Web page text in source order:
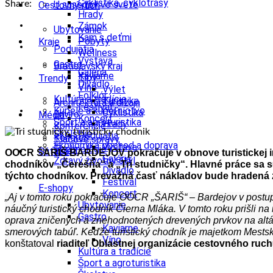
Cyklistika, cyklotrasy
Hrady
Zámok
Kam s deťmi
Podujatia
Výstava
Galéria
Divadlo
Folklór
Festival
Koncert
U susedov vo svete
Cestovný ruch
Ubytovanie
Pobyty
Wellness
Gastro
Kaviarne
Víno
Kultúra a tradície
Kúpele a kúpeľníctvo
Šport a agroturistika
Školstvo
Ekonomika obchod a doprava
Kraje
Bratislavský kraj
Tipy
Výlet
Turistika
Cyklistika
Hrady
Podujatia
Výstava
Galéria
Divadlo
Festival
Koncert
Ubytovanie
Gastro
Kaviarne
Víno
Kultúra a tradície
Šport a agroturistika
Trendy
Architektúra a dizajn
Enviro
Konferencie
Kongres
Technológie
Zdravý životný štýl
Médiá
Tlačové správy
Videá
Súťaže
E-shopy
Share:
OOCR ŠARIŠ BARDEJOV pokračuje v obnove
chodníkov „Čerešňa“ a „Tri studničky“. Hlavné práce
týchto chodníkov. Prevažná časť nákladov bude
„Aj v tomto roku pokračuje OOCR „ŠARIŠ“ – Bardejov v
náučný turistický chodník Čierna Mláka. V tomto roku prišli
oprava zničených a znehodnotených drevených prvkov na
smerových tabúľ. Keďže turistický chodník je majetkom
konštatoval riaditeľ Oblastnej organizácie cestovného